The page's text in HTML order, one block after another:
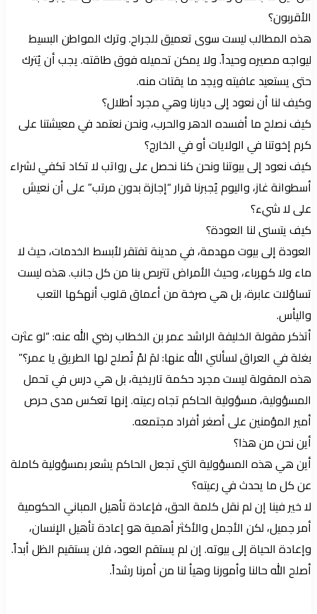
الأقربون؟
هذه المطالب ليست سوى تعميق للجراح. وترك المواطن البسيط
ليواجه مصيره وحيداً. ولا يمكن تحميله فوق طاقته. يجب أن يُترك
حتى يستعيد عافيته ويجد ما يقتات منه.
وكيف لنا أن نعود إلى ديارنا وهي مجرد أطلال؟
كيف نصلح ما أفسده الدهر والحرب، ونحن نعتمد في معيشتنا على
كرم إخوتنا في الولايات أو في الخارج؟
كيف نعود إلى بيوتنا ونحن كنا نحصل على رواتب لا تكاد تكفي لشراء
أسطوانة غاز، واليوم يُجبرنا قرار “إجازة بدون مرتب” على أن نعيش
على لا شيء؟
كيف يتسنى لنا العودة؟
العودة إلى بيوت مهدمة، في مدينة تفتقر لأبسط الخدمات، حيث لا
ماء ولا كهرباء، وحيث الأمراض تتربص بنا من كل جانب. هذه ليست
تساؤلات عابرة، بل هي صرخة من أعماق قلوب أنهكها التعب
واليأس.
أتذكر مقولة الخليفة الراشد عمر بن الخطاب رضي الله عنه: “لو عثرت
بغلة في العراق لسألني الله عنها: لمَ لمْ تُصلح لها الطريق يا عمر؟”
هذه المقولة ليست مجرد حكمة تاريخية، بل هي درس في تحمل
المسؤولية، مسؤولية الحاكم تجاه رعيته. إنها تعكس مدى حرص
أمير المؤمنين على أصغر أفراد مجتمعه.
أين نحن من هذا؟
أين هي هذه المسؤولية التي تجعل الحاكم يشعر بمسؤولية كاملة
عن كل ما يحدث في رعيته؟
لا خير فينا إن لم نقل كلمة الحق، فإعادة تأهيل المباني الحكومية
أمر جميل، لكن الأجمل والأكثر أهمية هو إعادة تأهيل الإنسان،
وإعادة الحياة إلى بيوته. إن لم يستقم العود، فلن يستقيم الظل أبداً.
أصلح الله حالنا وأمورنا وهيأ لنا من أمرنا رشداً.